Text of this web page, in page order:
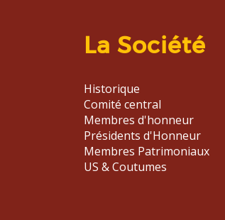
La Société
Historique
Comité central
Membres d'honneur
Présidents d'Honneur
Membres Patrimoniaux
US & Coutumes